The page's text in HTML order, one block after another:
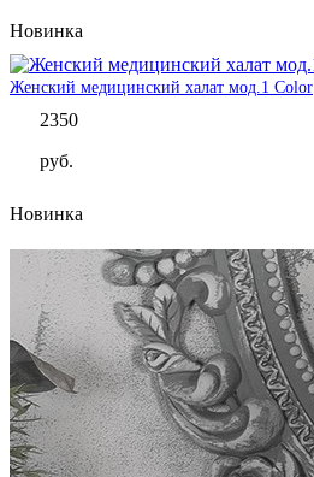
Новинка
Женский медицинский халат мод.1 Color
2350
руб.
Новинка